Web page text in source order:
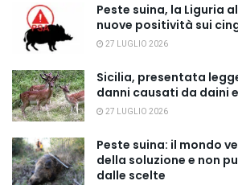
Peste suina, la Liguria
nuove positività sui
27 LUGLIO 2026
Sicilia, presentata
danni causati da daini
27 LUGLIO 2026
Peste suina: il mondo
della soluzione e non
dalle scelte